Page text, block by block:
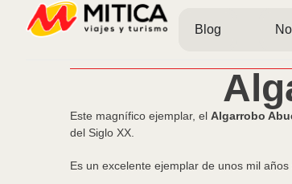
Blog
Este magnífico ejemplar, el Algarrobo
del Siglo XX.
Es un excelente ejemplar de unos mil años